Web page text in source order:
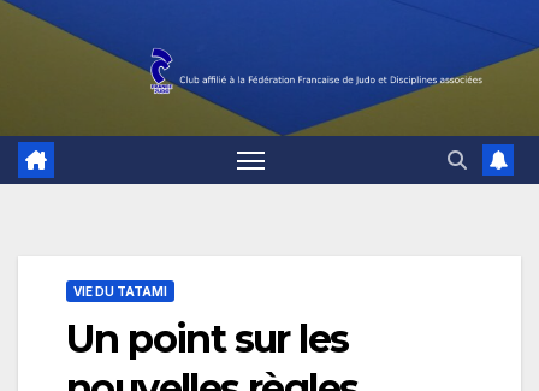
VIE DU TATAMI
Un point sur les